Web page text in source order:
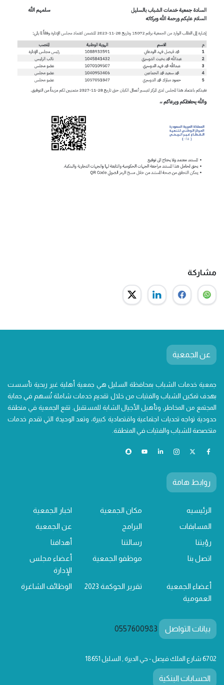
مشاركة
عن الجمعية
جمعية خدمات الشباب بمحافظة السليل هي جمعية أهلية غير ربحية تأسست
بهدف تمكين الشباب والفتيات من خلال تقديم خدمات شاملة تُسهم في حماية
المجتمع من المخاطر، وتأهيل الأجيال الشابة للمستقبل. تقع الجمعية في منطقة
حدودية تواجه تحديات اجتماعية واقتصادية كبيرة، وتعد الوحيدة التي تقدم خدمات
متخصصة للشباب والفتيات في المنطقة.
روابط هامة
الرئيسيه مكان الجمعية
اخبار الجمعية
المسابقات
البرامج
عن الجمعية
رؤيتنا
رسالتنا
أهدافنا
اتصل بنا
موظفو الجمعية
أعضاء مجلس
الإدارة
أعضاء الجمعية
العمومية
تقرير الحوكمة 2023 الوظائف الشاغرة
بيانات التواصل 0557600983
6702 شارع الملك فيصل - حي الديرة , السليل 18651
الحسابات البنكية